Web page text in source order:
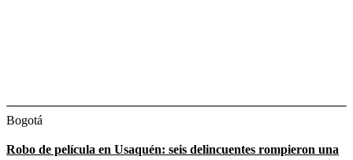
Bogotá
Robo de película en Usaquén: seis delincuentes rompieron una